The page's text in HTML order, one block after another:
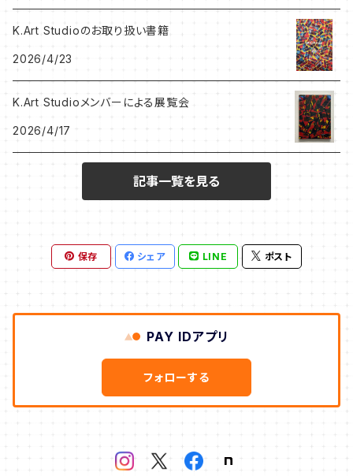
NEKONOKO作品
Leak Leek
K.Art Studioのお取り扱い書籍
2026/4/23
K.Art Studioメンバーによる展覧会
2026/4/17
記事一覧を見る
保存 シェア LINE ポスト
PAY IDアプリ
フォローする